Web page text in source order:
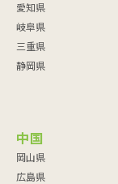
愛知県
岐阜県
三重県
静岡県
中国
岡山県
広島県